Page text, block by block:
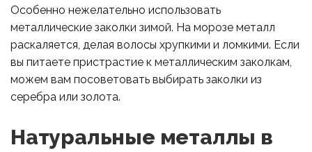
Особенно нежелательно использовать
металлические заколки зимой. На морозе металл
раскаляется, делая волосы хрупкими и ломкими. Если
вы питаете пристрастие к металлическим заколкам,
можем вам посоветовать выбирать заколки из
серебра или золота.
Натуральные металлы в